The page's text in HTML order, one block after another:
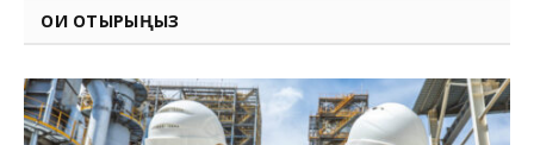
ОҚИ ОТЫРЫҢЫЗ